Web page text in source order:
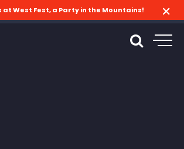
at West Fest, a Party in the Mountains!